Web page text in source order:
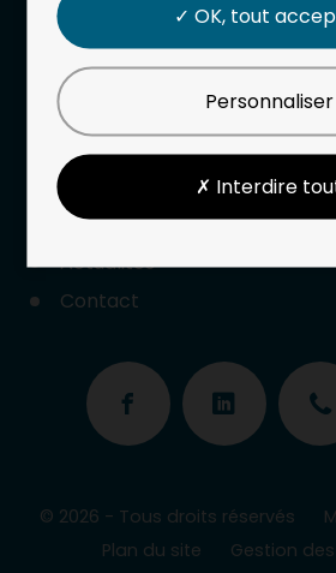
Notre entreprise
Nos prestations
Nos expertises
Offres d’emplois
Actualités
Contact
© 2026 - Tous droits réservés
Plan du site
Gestion
✓ OK, tout
Personnaliser
✗ Interdire